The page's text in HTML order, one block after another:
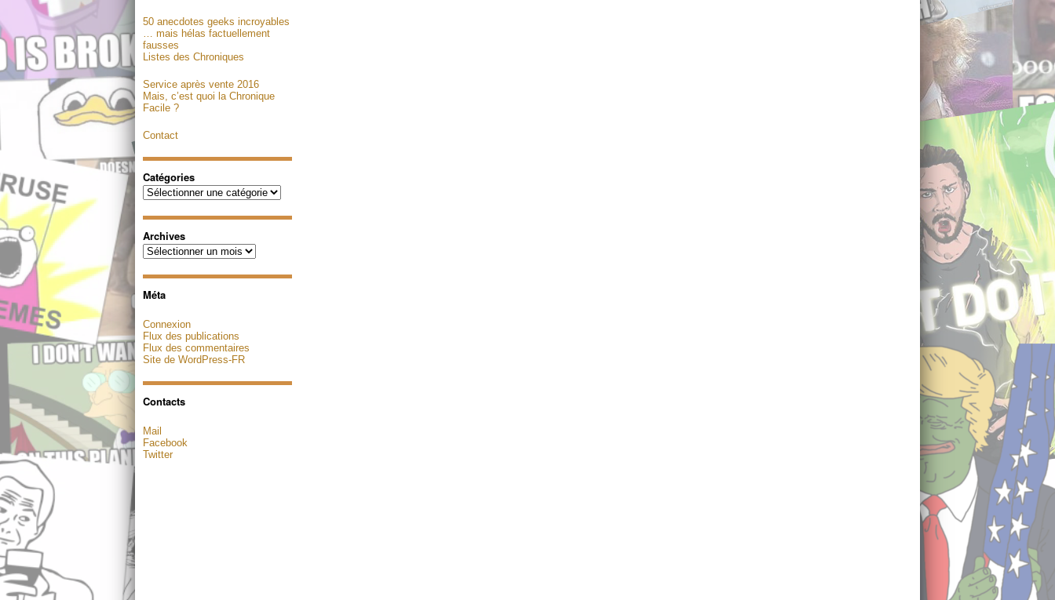
50 anecdotes geeks incroyables
… mais hélas factuellement
fausses
Listes des Chroniques
Service après vente 2016
Mais, c’est quoi la Chronique
Facile ?
Contact
Catégories
Catégories
Archives
Archives
Méta
Connexion
Flux des publications
Flux des commentaires
Site de WordPress-FR
Contacts
Mail
Facebook
Twitter